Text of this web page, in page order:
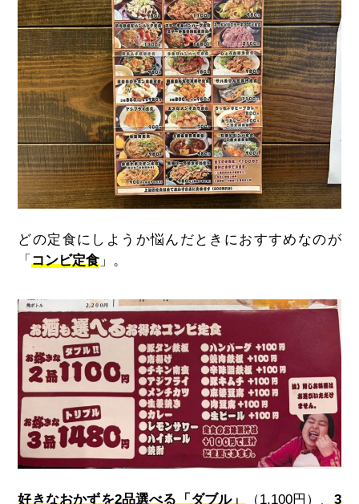
どの定食にしようか悩んだときにおすすめなのが
「コンビ定食 」。
好きなおかずを2品選べる「ダブル」 （1,100円）、 3